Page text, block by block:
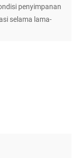
penyimpanan
selama lama-